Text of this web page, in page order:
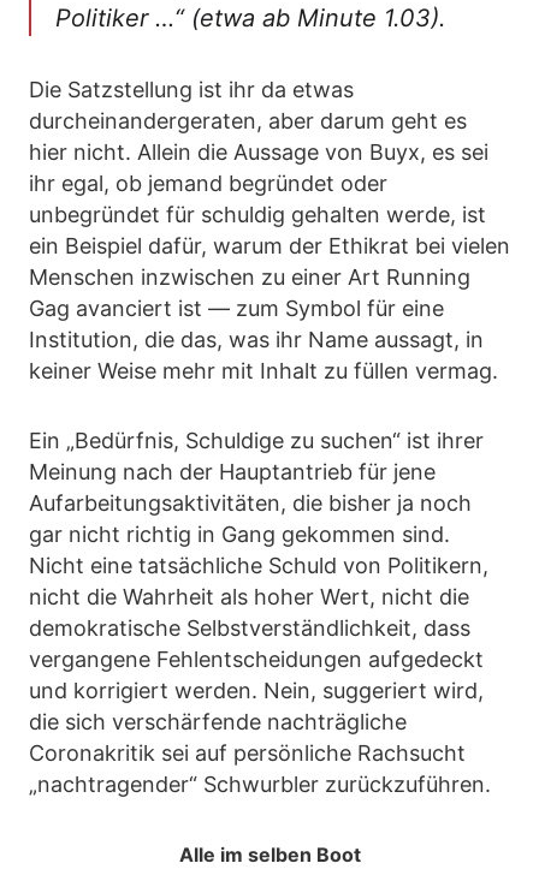
Politiker …“ (etwa ab Minute 1.03).
Die Satzstellung ist ihr da etwas
durcheinandergeraten, aber darum geht es
hier nicht. Allein die Aussage von Buyx, es sei
ihr egal, ob jemand begründet oder
unbegründet für schuldig gehalten werde, ist
ein Beispiel dafür, warum der Ethikrat bei vielen
Menschen inzwischen zu einer Art Running
Gag avanciert ist — zum Symbol für eine
Institution, die das, was ihr Name aussagt, in
keiner Weise mehr mit Inhalt zu füllen vermag.
Ein „Bedürfnis, Schuldige zu suchen“ ist ihrer
Meinung nach der Hauptantrieb für jene
Aufarbeitungsaktivitäten, die bisher ja noch
gar nicht richtig in Gang gekommen sind.
Nicht eine tatsächliche Schuld von Politikern,
nicht die Wahrheit als hoher Wert, nicht die
demokratische Selbstverständlichkeit, dass
vergangene Fehlentscheidungen aufgedeckt
und korrigiert werden. Nein, suggeriert wird,
die sich verschärfende nachträgliche
Coronakritik sei auf persönliche Rachsucht
„nachtragender“ Schwurbler zurückzuführen.
Alle im selben Boot